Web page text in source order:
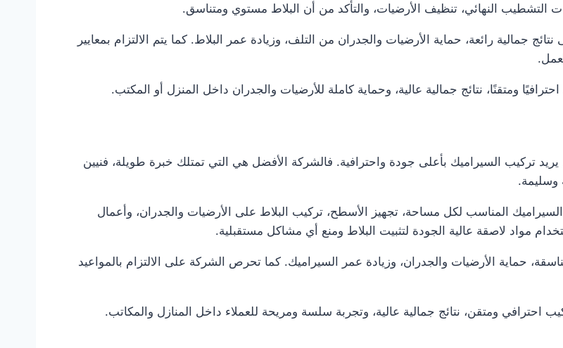
التشطيب النهائي، تنظيف الأرضيات، والتأكد من أن البلاط مستوي ومتناسق.
جمالية رائعة، حماية الأرضيات والجدران من التلف، وزيادة عمر البلاط. كما يتم الالتزام بمعايير
ومتقنًا، نتائج جمالية عالية، وحماية كاملة للأرضيات والجدران داخل المنزل أو المكتب.
السيراميك بأعلى جودة واحترافية. فالشركة الأفضل هي التي تمتلك خبرة طويلة، فنيين
وسليمة.
المناسب لكل مساحة، تجهيز الأسطح، تركيب البلاط على الأرضيات والجدران، وأعمال
مواد لاصقة عالية الجودة لتثبيت البلاط ومنع أي مشاكل مستقبلية.
حماية الأرضيات والجدران، وزيادة عمر السيراميك. كما تحرص الشركة على الالتزام بالمواعيد
ومتقن، نتائج جمالية عالية، وتجربة سلسة ومريحة للعملاء داخل المنازل والمكاتب.